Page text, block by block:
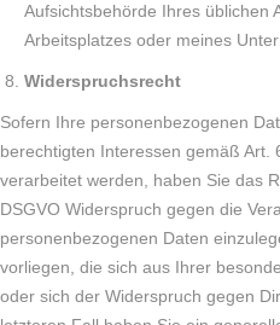
Aufsichtsbehörde Ihres üblichen
Arbeitsplatzes oder meines
Widerspruchsrecht
Sofern Ihre personenbezogenen
berechtigten Interessen gemäß Art.
verarbeitet werden, haben Sie das
DSGVO Widerspruch gegen die
personenbezogenen Daten
vorliegen, die sich aus Ihrer
oder sich der Widerspruch gegen